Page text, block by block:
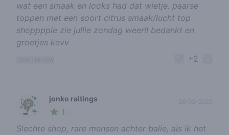
wat een smaak en looks had dat wietje. paarse
toppen met een soort citrus smaak/lucht top
shoppppie zie jullie zondag weer!! bedankt en
groetjes kevv
+2
🥦
jonko raitings
1
26-03-2025
Slechte shop, rare mensen achter balie, als ik het